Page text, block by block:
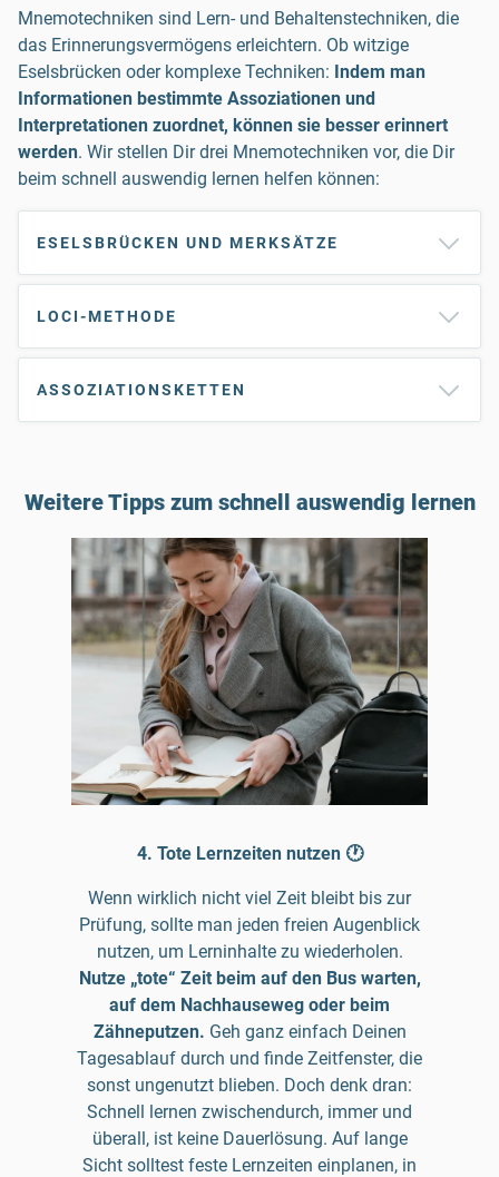
Mnemotechniken sind Lern- und Behaltenstechniken, die
das Erinnerungsvermögens erleichtern. Ob witzige
Eselsbrücken oder komplexe Techniken: Indem man
Informationen bestimmte Assoziationen und
Interpretationen zuordnet, können sie besser erinnert
werden. Wir stellen Dir drei Mnemotechniken vor, die Dir
beim schnell auswendig lernen helfen können:
ESELSBRÜCKEN UND MERKSÄTZE
LOCI-METHODE
ASSOZIATIONSKETTEN
Weitere Tipps zum schnell auswendig lernen
4. Tote Lernzeiten nutzen 🕐
Wenn wirklich nicht viel Zeit bleibt bis zur
Prüfung, sollte man jeden freien Augenblick
nutzen, um Lerninhalte zu wiederholen.
Nutze „tote“ Zeit beim auf den Bus warten,
auf dem Nachhauseweg oder beim
Zähneputzen. Geh ganz einfach Deinen
Tagesablauf durch und finde Zeitfenster, die
sonst ungenutzt blieben. Doch denk dran:
Schnell lernen zwischendurch, immer und
überall, ist keine Dauerlösung. Auf lange
Sicht solltest feste Lernzeiten einplanen, in